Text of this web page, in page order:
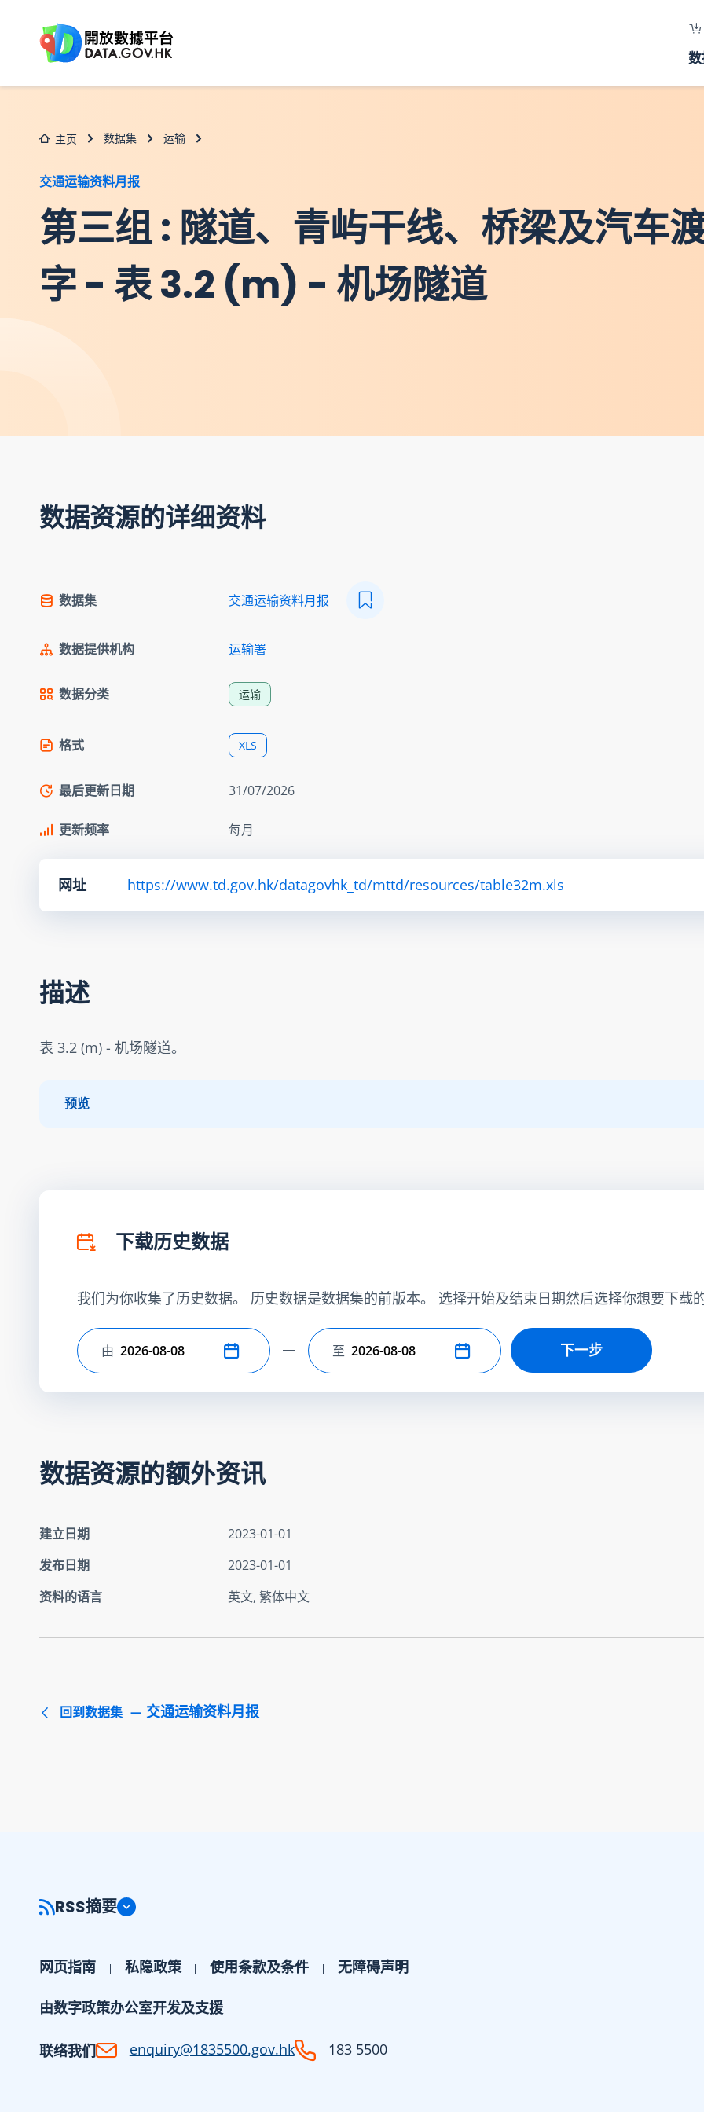
主页 数据集 运输
交通运输资料月报
第三组 : 隧道、青屿干线、桥梁及汽车
字 - 表 3.2 (m) - 机场隧道
数据资源的详细资料
数据集 交通运输资料月报
数据提供机构 运输署
数据分类 运输
格式 XLS
最后更新日期 31/07/2026
更新频率 每月
网址 https://www.td.gov.hk/datagovhk_td/mttd/resources/table32m.xls
描述
表 3.2 (m) - 机场隧道。
预览
下载历史数据
我们为你收集了历史数据。 历史数据是数据集的前版本。 选择开始及结束日期然后选择你想要下载
选择开始日期
由 选择结束日期
至 下一步
数据资源的额外资讯
建立日期
2023-01-01
发布日期
2023-01-01
资料的语言
英文, 繁体中文
回到数据集 交通运输资料月报
RSS摘要
网页指南 私隐政策 使用条款及条件 无障碍声明
由数字政策办公室开发及支援
联络我们 enquiry@1835500.gov.hk 183 5500